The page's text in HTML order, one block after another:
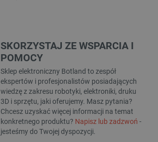
SKORZYSTAJ ZE WSPARCIA I
POMOCY
Sklep elektroniczny Botland to zespół
ekspertów i profesjonalistów posiadających
wiedzę z zakresu robotyki, elektroniki, druku
3D i sprzętu, jaki oferujemy. Masz pytania?
Chcesz uzyskać więcej informacji na temat
konkretnego produktu? Napisz lub zadzwoń -
jesteśmy do Twojej dyspozycji.